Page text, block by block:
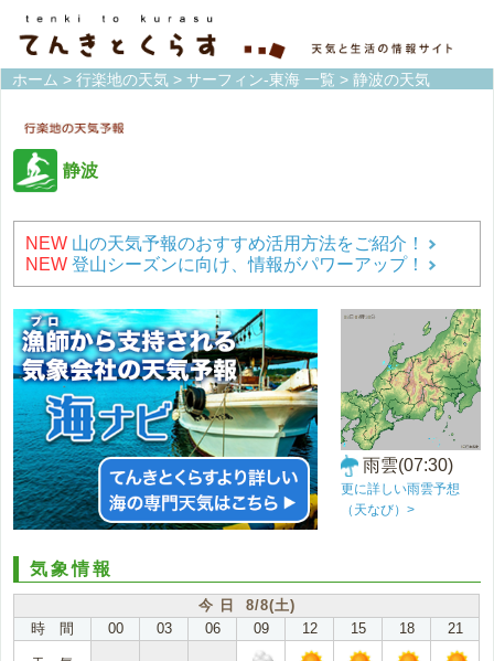
ホーム > 行楽地の天気 > サーフィン-東海 一覧 > 静波の天気
静波
NEW 山の天気予報のおすすめ活用方法をご紹介！
NEW 登山シーズンに向け、情報がパワーアップ！
雨雲(07:30)
更に詳しい雨雲予想
（天なび）>
気象情報
今 日 8/8(土)
時 間
00 03 06 09 12 15 18 21